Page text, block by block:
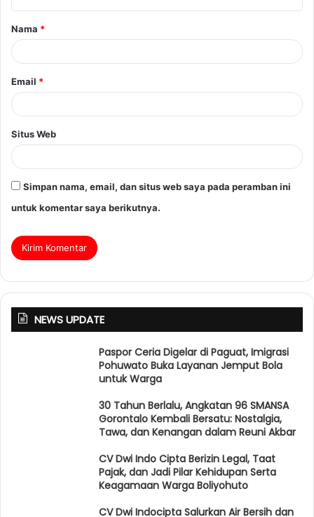
Nama *
Email *
Situs Web
Simpan nama, email, dan situs web saya pada peramban ini
untuk komentar saya berikutnya.
NEWS UPDATE
Paspor Ceria Digelar di Paguat, Imigrasi
Pohuwato Buka Layanan Jemput Bola
untuk Warga
30 Tahun Berlalu, Angkatan 96 SMANSA
Gorontalo Kembali Bersatu: Nostalgia,
Tawa, dan Kenangan dalam Reuni Akbar
CV Dwi Indo Cipta Berizin Legal, Taat
Pajak, dan Jadi Pilar Kehidupan Serta
Keagamaan Warga Boliyohuto
CV Dwi Indocipta Salurkan Air Bersih dan